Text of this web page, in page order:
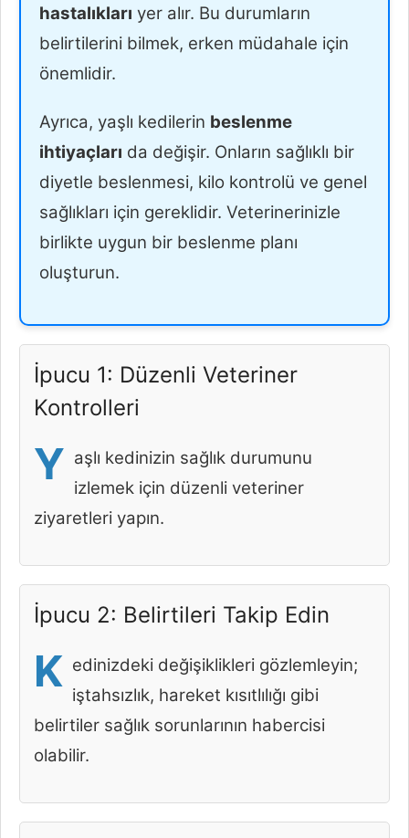
hastalıkları yer alır. Bu durumların
belirtilerini bilmek, erken müdahale için
önemlidir.
Ayrıca, yaşlı kedilerin beslenme
ihtiyaçları da değişir. Onların sağlıklı bir
diyetle beslenmesi, kilo kontrolü ve genel
sağlıkları için gereklidir. Veterinerinizle
birlikte uygun bir beslenme planı
oluşturun.
İpucu 1: Düzenli Veteriner
Kontrolleri
Y aşlı kedinizin sağlık durumunu
izlemek için düzenli veteriner
ziyaretleri yapın.
İpucu 2: Belirtileri Takip Edin
K edinizdeki değişiklikleri gözlemleyin;
iştahsızlık, hareket kısıtlılığı gibi
belirtiler sağlık sorunlarının habercisi
olabilir.